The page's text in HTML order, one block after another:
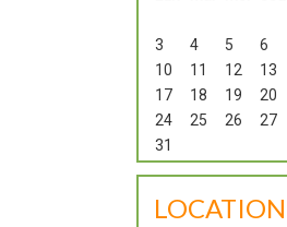
3
4 5 6
10
11 12 13
17
18 19 20
24
25 26 27
31
LOCATION